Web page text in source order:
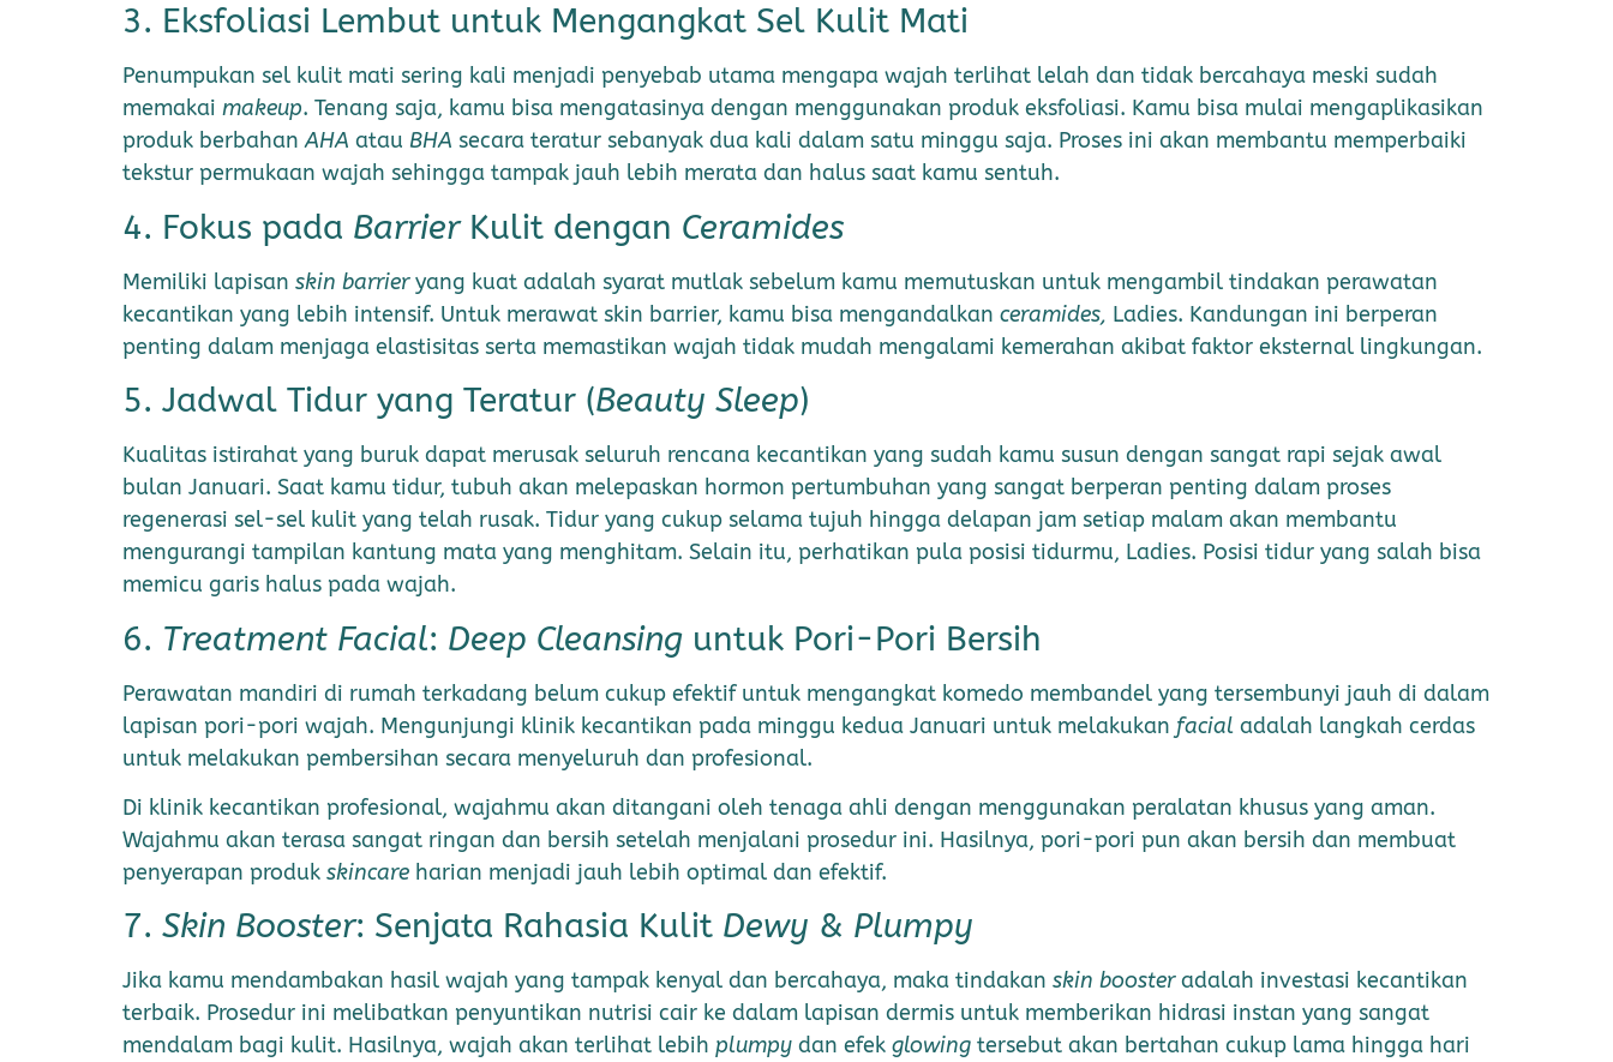
3. Eksfoliasi Lembut untuk Mengangkat Sel Kulit Mati
Penumpukan sel kulit mati sering kali menjadi penyebab utama mengapa wajah terlihat lelah dan tidak bercahaya meski sudah
memakai makeup. Tenang saja, kamu bisa mengatasinya dengan menggunakan produk eksfoliasi. Kamu bisa mulai mengaplikasikan
produk berbahanAHA atau BHA secara teratur sebanyak dua kali dalam satu minggu saja. Proses ini akan membantu memperbaiki
tekstur permukaan wajah sehingga tampak jauh lebih merata dan halus saat kamu sentuh.
4. Fokus pada BarrierKulit dengan Ceramides
Memiliki lapisan skin barrieryang kuat adalah syarat mutlak sebelum kamu memutuskan untuk mengambil tindakan perawatan
kecantikan yang lebih intensif. Untuk merawat skin barrier, kamu bisa mengandalkan ceramides, Ladies. Kandungan ini berperan
penting dalam menjaga elastisitas serta memastikan wajah tidak mudah mengalami kemerahan akibat faktor eksternal lingkungan.
5. Jadwal Tidur yang Teratur (Beauty Sleep)
Kualitas istirahat yang buruk dapat merusak seluruh rencana kecantikan yang sudah kamu susun dengan sangat rapi sejak awal
bulan Januari. Saat kamu tidur, tubuh akan melepaskan hormon pertumbuhan yang sangat berperan penting dalam proses
regenerasi sel-sel kulit yang telah rusak. Tidur yang cukup selama tujuh hingga delapan jam setiap malam akan membantu
mengurangi tampilan kantung mata yang menghitam. Selain itu, perhatikan pula posisi tidurmu, Ladies. Posisi tidur yang salah bisa
memicu garis halus pada wajah.
6. Treatment Facial: Deep Cleansing untuk Pori-Pori Bersih
Perawatan mandiri di rumah terkadang belum cukup efektif untuk mengangkat komedo membandel yang tersembunyi jauh di dalam
lapisan pori-pori wajah. Mengunjungi klinik kecantikan pada minggu kedua Januari untuk melakukan facial adalah langkah cerdas
untuk melakukan pembersihan secara menyeluruh dan profesional.
Di klinik kecantikan profesional, wajahmu akan ditangani oleh tenaga ahli dengan menggunakan peralatan khusus yang aman.
Wajahmu akan terasa sangat ringan dan bersih setelah menjalani prosedur ini. Hasilnya, pori-pori pun akan bersih dan membuat
penyerapan produk skincare harian menjadi jauh lebih optimal dan efektif.
7. Skin Booster: Senjata Rahasia Kulit Dewy & Plumpy
Jika kamu mendambakan hasil wajah yang tampak kenyal dan bercahaya, maka tindakan skin boosteradalah investasi kecantikan
terbaik. Prosedur ini melibatkan penyuntikan nutrisi cair ke dalam lapisan dermis untuk memberikan hidrasi instan yang sangat
mendalam bagi kulit. Hasilnya, wajah akan terlihat lebih plumpy dan efek glowing tersebut akan bertahan cukup lama hingga hari